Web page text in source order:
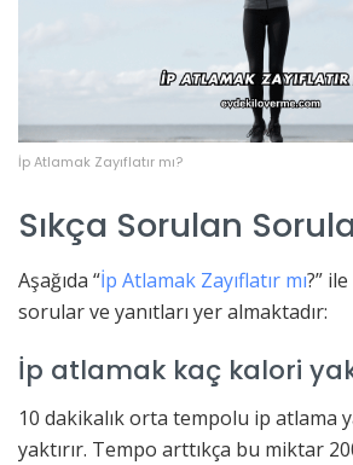
İp Atlamak Zayıflatır mı?
Sıkça Sorulan
Aşağıda “İp Atlamak Zayıflatır mı?”
sorular ve yanıtları yer almaktadır:
İp atlamak kaç kalori
10 dakikalık orta tempolu ip atlama
yaktırır. Tempo arttıkça bu miktar